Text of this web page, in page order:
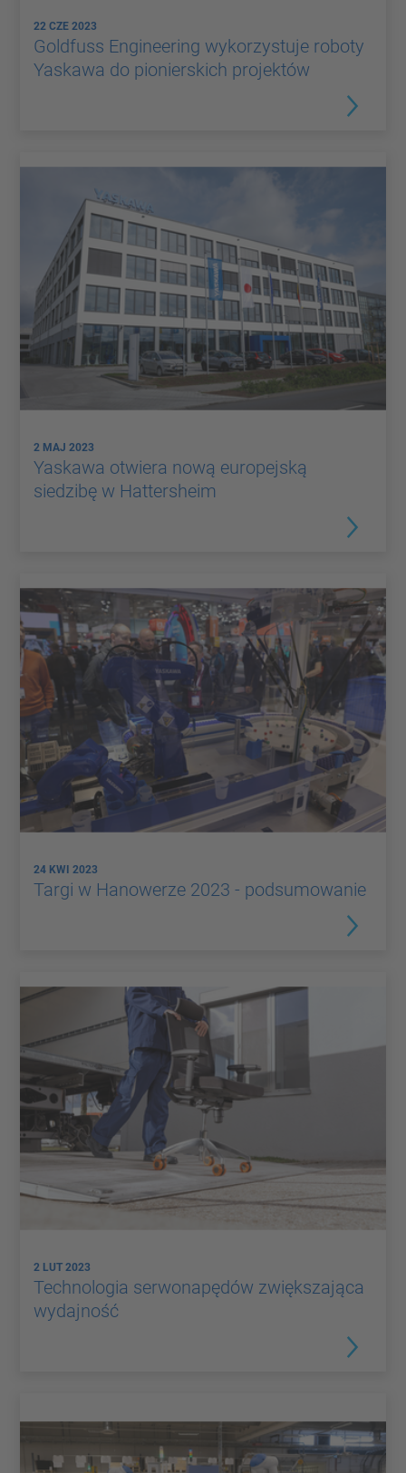
22 CZE 2023
Goldfuss Engineering wykorzystuje roboty
Yaskawa do pionierskich projektów
2 MAJ 2023
Yaskawa otwiera nową europejską
siedzibę w Hattersheim
24 KWI 2023
Targi w Hanowerze 2023 - podsumowanie
2 LUT 2023
Technologia serwonapędów zwiększająca
wydajność